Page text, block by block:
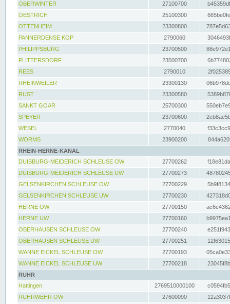
OBERWINTER
27100700
OESTRICH
25100300
OTTENHEIM
23300800
PANNERDENSE KOP
2790060
PHILIPPSBURG
23700500
PLITTERSDORF
23500700
REES
2790010
RHEINWEILER
23300130
RUST
23300580
SANKT GOAR
25700300
SPEYER
23700600
WESEL
2770040
WORMS
23900200
RHEIN-HERNE-KANAL
DUISBURG-MEIDERICH SCHLEUSE OW
27700262
DUISBURG-MEIDERICH SCHLEUSE UW
27700273
GELSENKIRCHEN SCHLEUSE OW
27700229
GELSENKIRCHEN SCHLEUSE UW
27700230
HERNE OW
27700150
HERNE UW
27700160
OBERHAUSEN SCHLEUSE OW
27700240
OBERHAUSEN SCHLEUSE UW
27700251
WANNE EICKEL SCHLEUSE OW
27700193
WANNE EICKEL SCHLEUSE UW
27700218
RUHR
Hattingen
2769510000100
RUHRWEHR OW
27600090